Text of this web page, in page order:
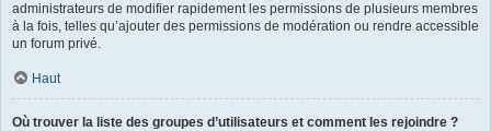
administrateurs de modifier rapidement les permissions de plusieurs membres
à la fois, telles qu’ajouter des permissions de modération ou rendre accessible
un forum privé.
Haut
Où trouver la liste des groupes d’utilisateurs et comment les rejoindre ?